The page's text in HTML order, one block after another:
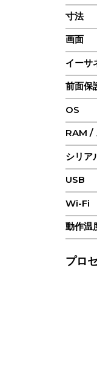
寸法
画面
イーサ
前面保
OS
RAM /
シリア
USB
Wi-Fi
動作温
プロ